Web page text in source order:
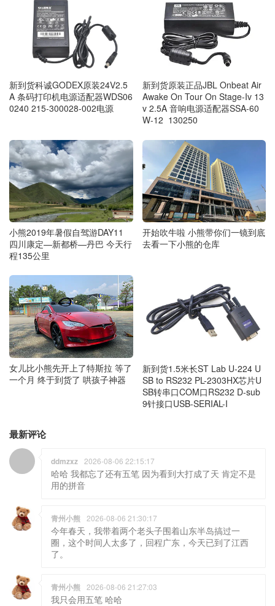
新到货科诚GODEX原装24V2.5
A 条码打印机电源适配器WDS06
0240 215-300028-002电源
新到货原装正品JBL Onbeat Air
Awake On Tour On Stage-Iv 13
v 2.5A 音响电源适配器SSA-60
W-12 130250
小熊2019年暑假自驾游DAY11
四川康定—新都桥—丹巴 今天行
程135公里
开始吹牛啦 小熊带你们一镜到底
去看一下小熊的仓库
女儿比小熊先开上了特斯拉 等了
一个月 终于到货了 哄孩子神器
新到货1.5米长ST Lab U-224 U
SB to RS232 PL-2303HX芯片U
SB转串口COM口RS232 D-sub
9针接口USB-SERIAL-I
最新评论
ddmzxz 2026-08-06 22:15:17
哈哈 我都忘了还有五笔 因为看到大打成了天 肯定不是
用的拼音
青州小熊 2026-08-06 21:30:17
今年春天，我带着两个老头子围着山东半岛搞过一
圈，这个时间人太多了，回程广东，今天已到了江西
了。
青州小熊 2026-08-06 21:27:03
我只会用五笔 哈哈